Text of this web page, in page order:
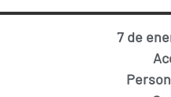
7 de